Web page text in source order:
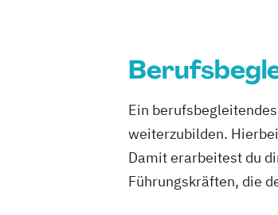
Ein
weiterzubilden.
Damit erarbeitest du
Führungskräften, die